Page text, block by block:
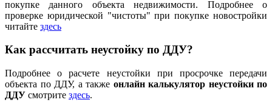
покупке данного объекта недвижимости. Подробнее о
проверке юридической "чистоты" при покупке новостройки
читайте здесь
Как рассчитать неустойку по ДДУ?
Подробнее о расчете неустойки при просрочке передачи
объекта по ДДУ, а также онлайн калькулятор неустойки по
ДДУ смотрите здесь.